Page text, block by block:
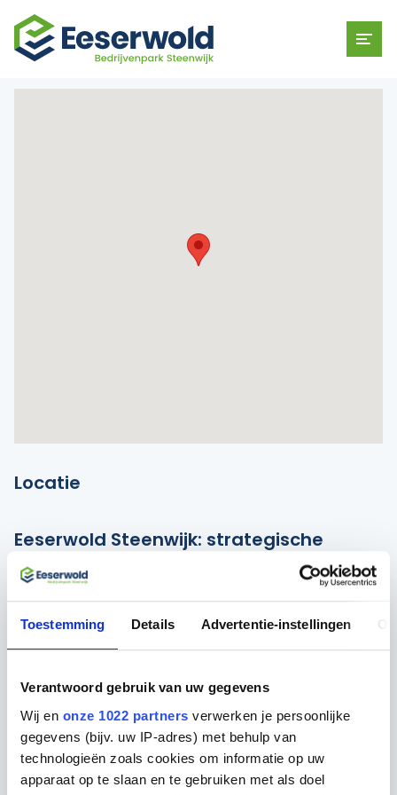
Toestemming Details Advertentie-instellingen
Verantwoord gebruik van uw gegevens
Wij en onze 1022 partners verwerken je persoonlijke
gegevens (bijv. uw IP-adres) met behulp van
technologieën zoals cookies om informatie op uw
apparaat op te slaan en te gebruiken met als doel
Locatie
Eeserwold Steenwijk: strategische
locatie voor uw bedrijf
Bedrijvenpark Eeserwold Steenwijk is een ideale
vestigingslocatie. Dankzij de directe ligging aan de
oprit naar de A32 bent u binnen een half uur in
steden als Groningen, Almelo en Apeldoorn zijn
binnen een uur rijden te bereiken.
Daarnaast is Steenwijk goed bereikbaar met het
openbaar vervoer. Het treinstation heeft een P+R en